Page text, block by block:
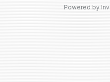
Powered by